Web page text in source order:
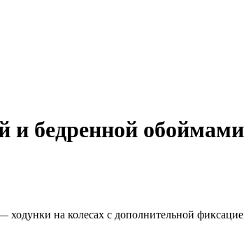
и бедренной обоймами
ходунки на колесах с дополнительной